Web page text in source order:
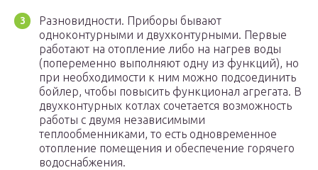
Разновидности. Приборы бывают
одноконтурными и двухконтурными. Первые
работают на отопление либо на нагрев воды
(попеременно выполняют одну из функций), но
при необходимости к ним можно подсоединить
бойлер, чтобы повысить функционал агрегата. В
двухконтурных котлах сочетается возможность
работы с двумя независимыми
теплообменниками, то есть одновременное
отопление помещения и обеспечение горячего
водоснабжения.